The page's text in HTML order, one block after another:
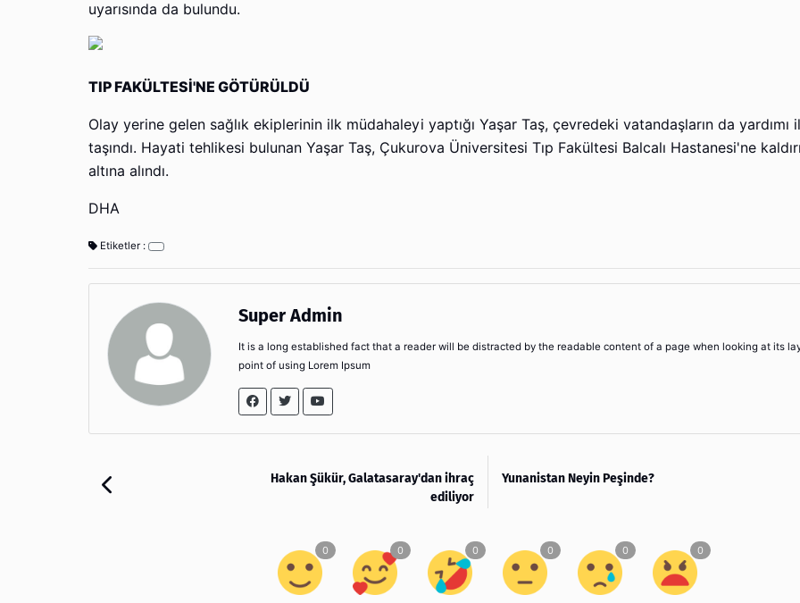
uyarısında da bulundu.
TIP FAKÜLTESİ'NE GÖTÜRÜLDÜ
Olay yerine gelen sağlık ekiplerinin ilk müdahaleyi yaptığı Yaşar Taş, çevredeki vatandaşların da yardımı
taşındı. Hayati tehlikesi bulunan Yaşar Taş, Çukurova Üniversitesi Tıp Fakültesi Balcalı Hastanesi'ne
altına alındı.
DHA
Etiketler :
Super Admin
It is a long established fact that a reader will be distracted by the readable content of a page when looking at its
point of using Lorem Ipsum
Hakan Şükür, Galatasaray'dan ihraç
ediliyor
Yunanistan Neyin Peşinde?